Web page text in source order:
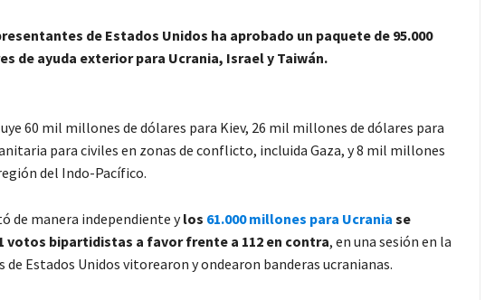
de Estados Unidos ha aprobado un paquete de 95.000
de ayuda exterior para Ucrania, Israel y Taiwán.
60 mil millones de dólares para Kiev, 26 mil millones de dólares para
para civiles en zonas de conflicto, incluida Gaza, y 8 mil millones
del Indo-Pacífico.
de manera independiente ylos 61.000 millones para Ucrania se
votos bipartidistas a favor frente a 112 en contra, en una sesión en la
de Estados Unidos vitorearon y ondearon banderas ucranianas.